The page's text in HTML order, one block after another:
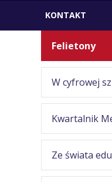
KONTAKT
Felietony
W cyfrowej
Kwartalnik
Ze świata